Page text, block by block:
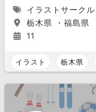
イラストサークル
栃木県 ・福島県
11
イラスト 栃木県